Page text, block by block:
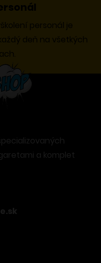
personál je
deň na všetkých
a komplet